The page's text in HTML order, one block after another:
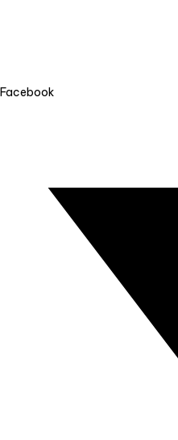
Facebook